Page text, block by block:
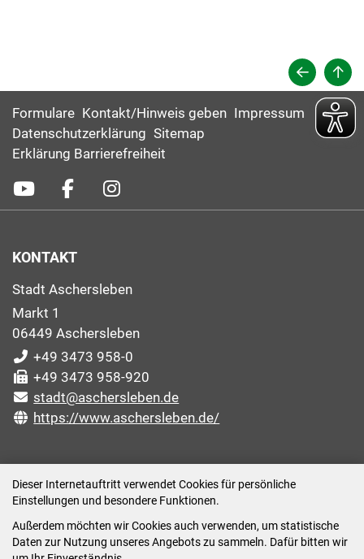
Dieser Internetauftritt verwendet Cookies für persönliche
Einstellungen und besondere Funktionen.
Außerdem möchten wir Cookies auch verwenden, um statistische
Daten zur Nutzung unseres Angebots zu sammeln. Dafür bitten wir
Formulare Kontakt/Hinweis geben Impressum
Datenschutzerklärung Sitemap
Erklärung Barrierefreiheit
KONTAKT
Stadt Aschersleben
Markt 1
06449 Aschersleben
+49 3473 958-0
+49 3473 958-920
stadt@aschersleben.de
https://www.aschersleben.de/
Montag: 09:00-12:00 /14:00-15:00 Uhr
Dienstag: 09:00-12:00 /14:00-16:00 Uhr
Mittwoch: 09:00 - 12:00 Uhr (nach vorheriger